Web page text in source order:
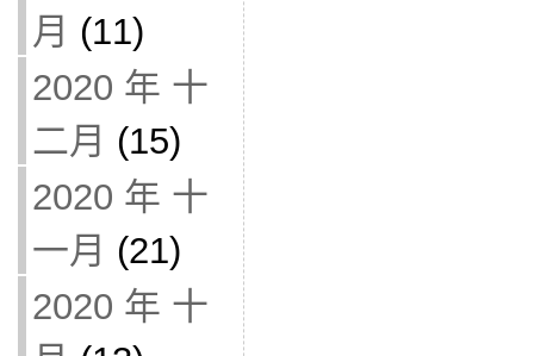
月 (11)
2020 年 十
二月 (15)
2020 年 十
一月 (21)
2020 年 十